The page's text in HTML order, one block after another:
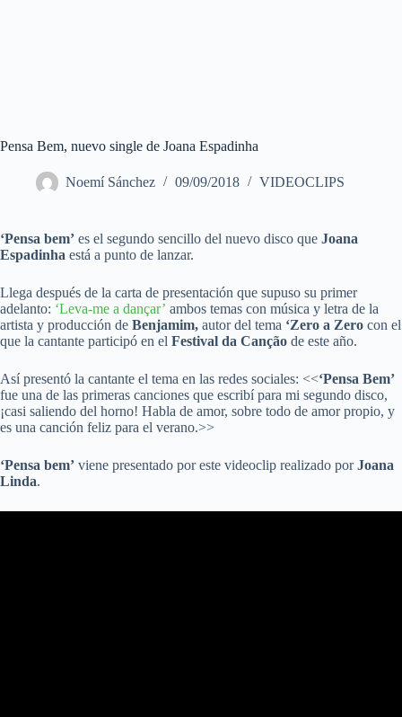
Pensa Bem, nuevo single de Joana Espadinha
Noemí Sánchez 09/09/2018 VIDEOCLIPS
‘Pensa bem’ es el segundo sencillo del nuevo disco que Joana
Espadinha está a punto de lanzar.
Llega después de la carta de presentación que supuso su primer
adelanto: ‘Leva-me a dançar’ ambos temas con música y letra de la
artista y producción de Benjamim, autor del tema ‘Zero a Zero con el
que la cantante participó en el Festival da Canção de este año.
Así presentó la cantante el tema en las redes sociales: <<‘Pensa Bem’
fue una de las primeras canciones que escribí para mi segundo disco,
¡casi saliendo del horno! Habla de amor, sobre todo de amor propio, y
es una canción feliz para el verano.>>
‘Pensa bem’ viene presentado por este videoclip realizado porJoana
Linda.